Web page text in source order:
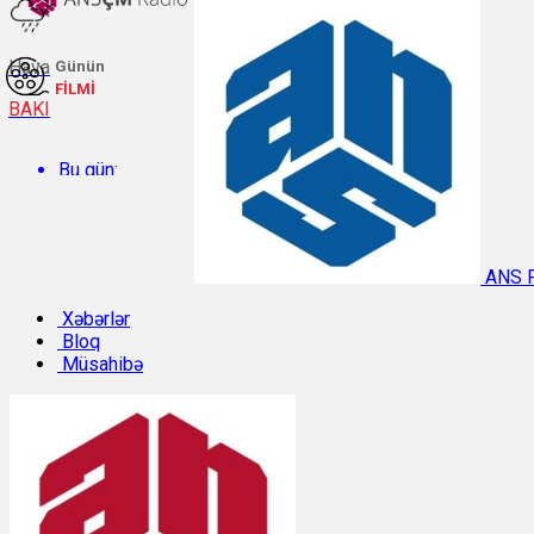
Hava
BAKI
Bu gün:
Temperatur: 27.2°C. Rütubət: 55%.
Sabah:
Günün
FİLMİ
ANS
Xəbərlər
Bloq
Müsahibə